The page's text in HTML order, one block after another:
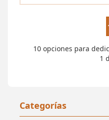
Categorías
10 opciones para
1